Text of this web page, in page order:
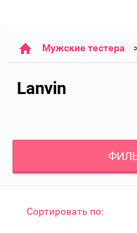
Мужские тестера
Lanvin
Сортировать по: